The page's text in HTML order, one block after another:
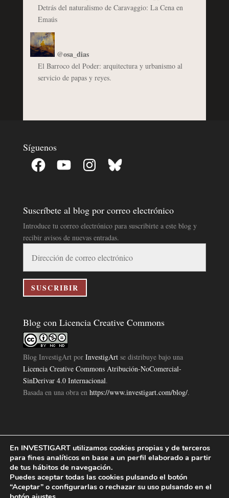
Detrás del naturalismo de Caravaggio: La Cena en
Emaús
@osa_dias
El Barroco del Poder: arquitectura y urbanismo al
servicio de papas y reyes.
Síguenos
Facebook YouTube InstagramBluesky
Suscríbete al blog por correo electrónico
Introduce tu correo electrónico para suscribirte a este blog y
recibir avisos de nuevas entradas.
correo
electrónico
SUSCRIBIR
Blog con Licencia Creative Commons
Blog InvestigArtpor InvestigArtse distribuye bajo una
Licencia Creative Commons Atribución-NoComercial-
SinDerivar 4.0 Internacional.
Basada en una obra en https://www.investigart.com/blog/.
Política de Privacidad|Aviso Legal|Política de Cookies|
Investigart Copyright © 2019. |
En INVESTIGART utilizamos cookies propias y de terceros
para fines analíticos en base a un perfil elaborado a partir
de tus hábitos de navegación.
Puedes aceptar todas las cookies pulsando el botón
“Aceptar” o configurarlas o rechazar su uso pulsando en el